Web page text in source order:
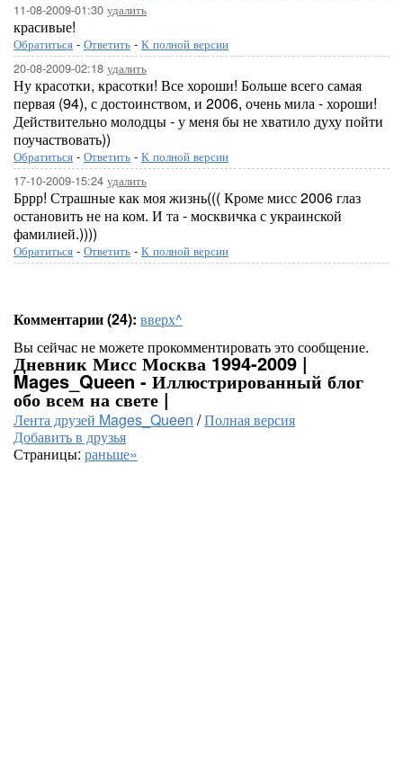
11-08-2009-01:30 удалить
красивые!
Обратиться - Ответить - К полной версии
20-08-2009-02:18 удалить
Ну красотки, красотки! Все хороши! Больше всего самая
первая (94), с достоинством, и 2006, очень мила - хороши!
Действительно молодцы - у меня бы не хватило духу пойти
поучаствовать))
Обратиться - Ответить - К полной версии
17-10-2009-15:24 удалить
Бррр! Страшные как моя жизнь((( Кроме мисс 2006 глаз
остановить не на ком. И та - москвичка с украинской
фамилией.))))
Обратиться - Ответить - К полной версии
Комментарии (24): вверх^
Вы сейчас не можете прокомментировать это сообщение.
Дневник Мисс Москва 1994-2009 |
Mages_Queen - Иллюстрированный блог
обо всем на свете |
Лента друзей Mages_Queen /Полная версия
Добавить в друзья
Страницы: раньше»